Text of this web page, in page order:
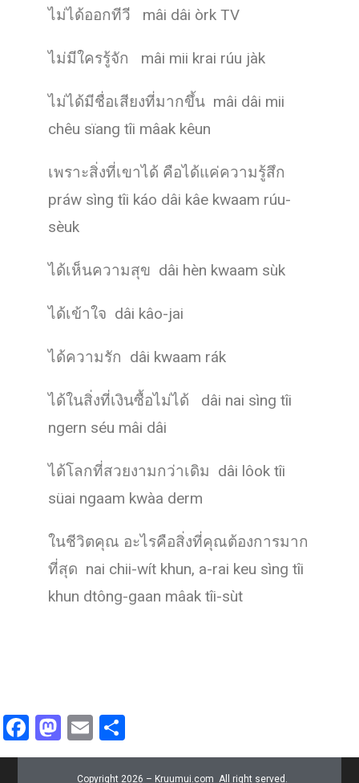
ไม่ได้ออกทีวี mâi dâi òrk TV
ไม่มีใครรู้จัก mâi mii krai rúu jàk
ไม่ได้มีชื่อเสียงที่มากขึ้น mâi dâi mii
chêu sïang tîi mâak kêun
เพราะสิ่งที่เขาได้ คือได้แค่ความรู้สึก
práw sìng tîi káo dâi kâe kwaam rúu-
sèuk
ได้เห็นความสุข dâi hèn kwaam sùk
ได้เข้าใจ dâi kâo-jai
ได้ความรัก dâi kwaam rák
ได้ในสิ่งที่เงินซื้อไม่ได้ dâi nai sìng tîi
ngern séu mâi dâi
ได้โลกที่สวยงามกว่าเดิม dâi lôok tîi
süai ngaam kwàa derm
ในชีวิตคุณ อะไรคือสิ่งที่คุณต้องการมาก
ที่สุด nai chii-wít khun, a-rai keu sìng tîi
khun dtông-gaan mâak tîi-sùt
F
a
M
a
E
m h
Copyright 2026 – Kruumui.com All right served.